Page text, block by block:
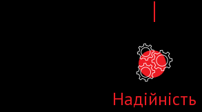
Надійність